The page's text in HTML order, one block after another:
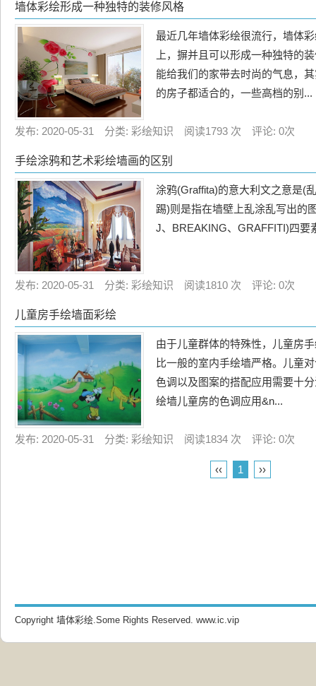
墙体彩绘形成一种独特的装修风格
最近几年墙体彩绘很流行，墙体
上，摒并且可以形成一种独特的
能给我们的家带去时尚的气息，
的房子都适合的，一些高档的别...
发布: 2020-05-31 分类: 彩绘知识 阅读1793 次 评论: 0次
手绘涂鸦和艺术彩绘墙画的区别
涂鸦(Graffita)的意大利文之意是(
踢)则是指在墙壁上乱涂乱写出的
J、BREAKING、GRAFFITI)四要
发布: 2020-05-31 分类: 彩绘知识 阅读1810 次 评论: 0次
儿童房手绘墙面彩绘
由于儿童群体的特殊性，儿童房
比一般的室内手绘墙严格。儿童
色调以及图案的搭配应用需要十
绘墙儿童房的色调应用&n...
发布: 2020-05-31 分类: 彩绘知识 阅读1834 次 评论: 0次
‹‹ 1 ››
Copyright 墙体彩绘.Some Rights Reserved. www.ic.vip